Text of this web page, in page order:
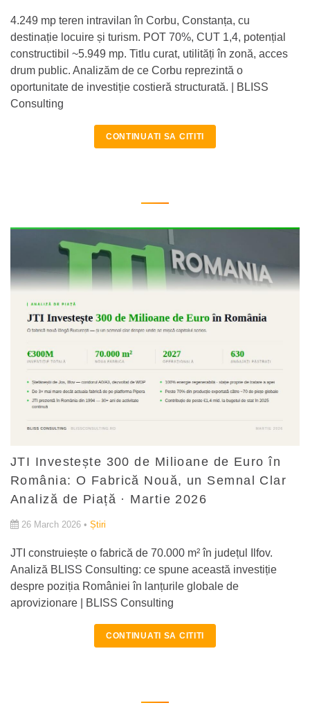
4.249 mp teren intravilan în Corbu, Constanța, cu
destinație locuire și turism. POT 70%, CUT 1,4, potențial
constructibil ~5.949 mp. Titlu curat, utilități în zonă, acces
drum public. Analizăm de ce Corbu reprezintă o
oportunitate de investiție costieră structurată. | BLISS
Consulting
CONTINUATI SA CITITI
JTI Investește 300 de Milioane de Euro în
România: O Fabrică Nouă, un Semnal Clar
Analiză de Piață · Martie 2026
26 March 2026 • Știri
JTI construiește o fabrică de 70.000 m² în județul Ilfov.
Analiză BLISS Consulting: ce spune această investiție
despre poziția României în lanțurile globale de
aprovizionare | BLISS Consulting
CONTINUATI SA CITITI